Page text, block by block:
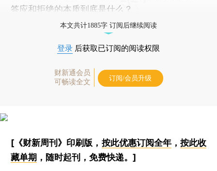
答应和拒绝的本质到底是什么？
本文共计1885字 订阅后继续阅读
登录 后获取已订阅的阅读权限
财新通会员
可畅读全文
订阅/会员升级
[《财新周刊》印刷版， 按此优惠订阅全年， 按此收
藏单期 ，随时起刊，免费快递。]